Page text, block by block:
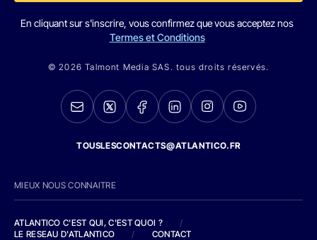
En cliquant sur s'inscrire, vous confirmez que vous acceptez nos
Termes et Conditions
© 2026 Talmont Media SAS. tous droits réservés.
TOUSLESCONTACTS@ATLANTICO.FR
MIEUX NOUS CONNAITRE
ATLANTICO C'EST QUI, C'EST QUOI ?
/
LE RESEAU D'ATLANTICO
/ CONTACT